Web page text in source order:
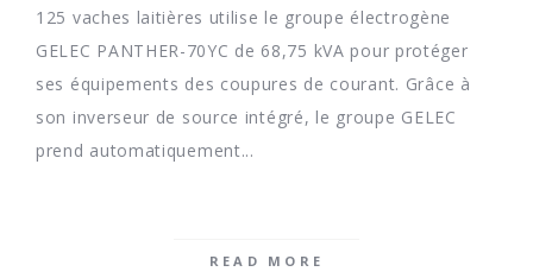
125 vaches laitières utilise le groupe électrogène
GELEC PANTHER-70YC de 68,75 kVA pour protéger
ses équipements des coupures de courant. Grâce à
son inverseur de source intégré, le groupe GELEC
prend automatiquement...
READ MORE